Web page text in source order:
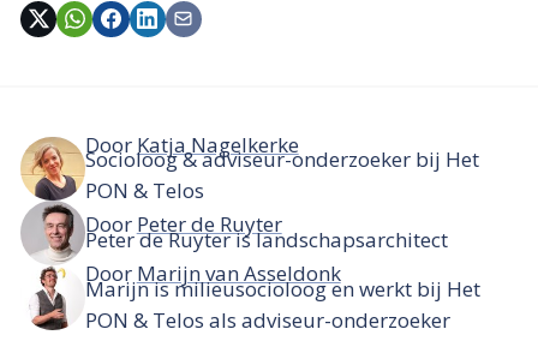
Door Katja Nagelkerke
Socioloog & adviseur-onderzoeker bij Het
PON & Telos
Door Peter de Ruyter
Peter de Ruyter is landschapsarchitect
Door Marijn van Asseldonk
Marijn is milieusocioloog en werkt bij Het
PON & Telos als adviseur-onderzoeker